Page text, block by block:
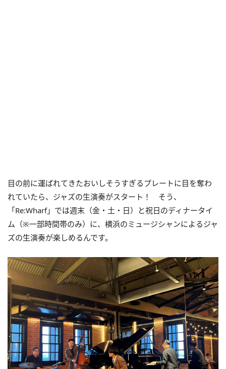
目の前に運ばれてきたおいしそうすぎるプレートに目を奪わ
れていたら、ジャズの生演奏がスタート！ そう、
「Re:Wharf」では週末（金・土・日）と祝日のディナータイ
ム（※一部時間帯のみ）に、横浜のミュージシャンによるジャ
ズの生演奏が楽しめるんです。